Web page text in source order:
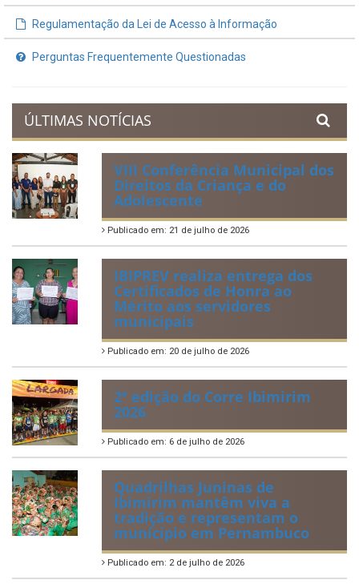
Regulamentação da Lei de Acesso à Informação
Perguntas Frequentemente Questionadas
ÚLTIMAS NOTÍCIAS
VIII Conferência Municipal dos
Direitos da Criança e do
Adolescente
Publicado em: 21 de julho de 2026
IBIPREV realiza entrega dos
Certificados de Honra ao
Mérito aos servidores
municipais
Publicado em: 20 de julho de 2026
2ª edição do Corre Ibimirim
2026
Publicado em: 6 de julho de 2026
Quadrilhas Juninas de
Ibimirim mantêm viva a
tradição e representam o
munícipio em Pernambuco
Publicado em: 2 de julho de 2026